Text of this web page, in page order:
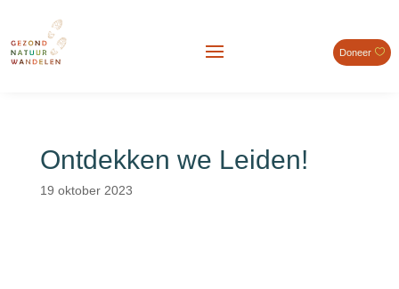
Doneer
Ontdekken we Leiden!
19 oktober 2023